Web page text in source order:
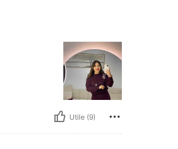
Utile (9)